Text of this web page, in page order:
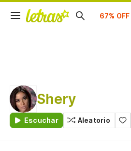
Suscríbete
Shery
Escuchar Aleatorio